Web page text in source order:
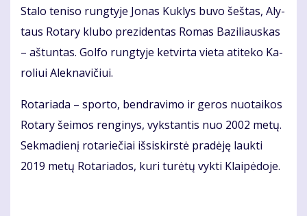
Sta­lo te­ni­so rung­ty­je Jo­nas Kuk­lys bu­vo šeš­tas, Aly­
taus Ro­ta­ry klu­bo pre­zi­den­tas Ro­mas Ba­zi­liaus­kas
– aš­tun­tas. Gol­fo rung­ty­je ket­vir­ta vie­ta ati­te­ko Ka­
ro­liui Alek­na­vi­čiui.
Ro­ta­ria­da – spor­to, ben­dra­vi­mo ir ge­ros nuo­tai­kos
Ro­ta­ry šei­mos ren­gi­nys, vyks­tan­tis nuo 2002 me­tų.
Sek­ma­die­nį ro­ta­rie­čiai iš­si­skirs­tė pra­dė­ję lauk­ti
2019 me­tų Ro­ta­ria­dos, ku­ri tu­rė­tų vyk­ti Klai­pė­do­je.